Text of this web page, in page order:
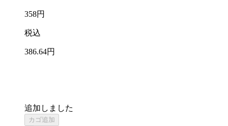
358円
税込
386.64円
追加しました
カゴ追加